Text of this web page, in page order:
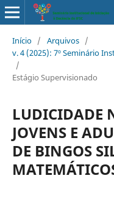
Início / Arquivos /
v. 4 (2025): 7º Seminário
/
Estágio Supervisionado
LUDICIDADE
JOVENS E
DE BINGOS